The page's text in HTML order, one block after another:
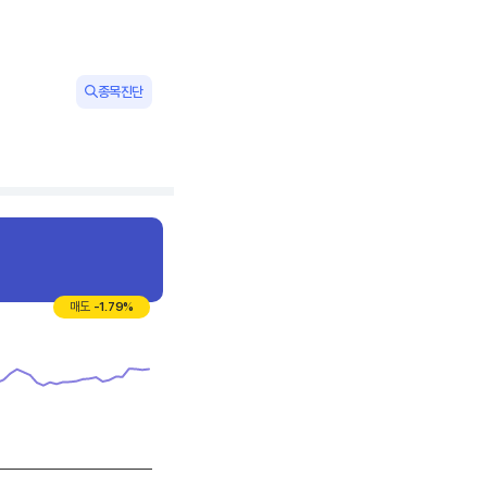
종목진단
매도 -1.79%